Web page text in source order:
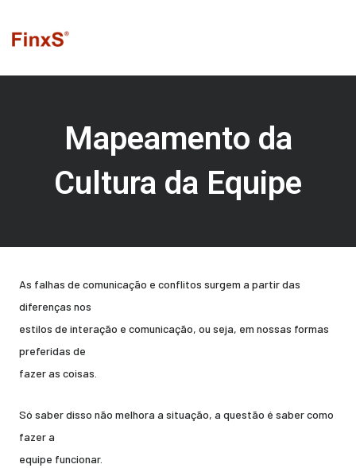
para
conteúdo
Mapeamento da
Cultura da Equipe
Por que algumas equipes
As falhas de comunicação e conflitos surgem a partir das
diferenças nos
estilos de interação e comunicação, ou seja, em nossas formas
preferidas de
fazer as coisas.
Só saber disso não melhora a situação, a questão é saber como
fazer a
equipe funcionar.